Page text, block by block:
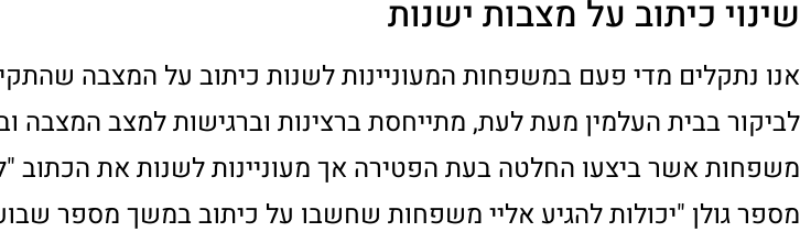
זה בוודאי נפוץ שישנן משפחות אשר מעוניינות להטביע כיתוב על מצבת
יש מקרים בהם הנושא מאוד טעון וקשה עבור המשפחה עד כדי שהמילים
מול הנושא הרגיש בא לידי ביטוי.
במקרים כאלה, משפחות מאוד רוצות להביע את שעל ליבם בעזרת כיתוב
מאפשר להם זאת. לכן, אנו יודעים בבר גינון מצבות לתת את המענה גם